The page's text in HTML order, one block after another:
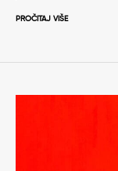
PROČITAJ VIŠE